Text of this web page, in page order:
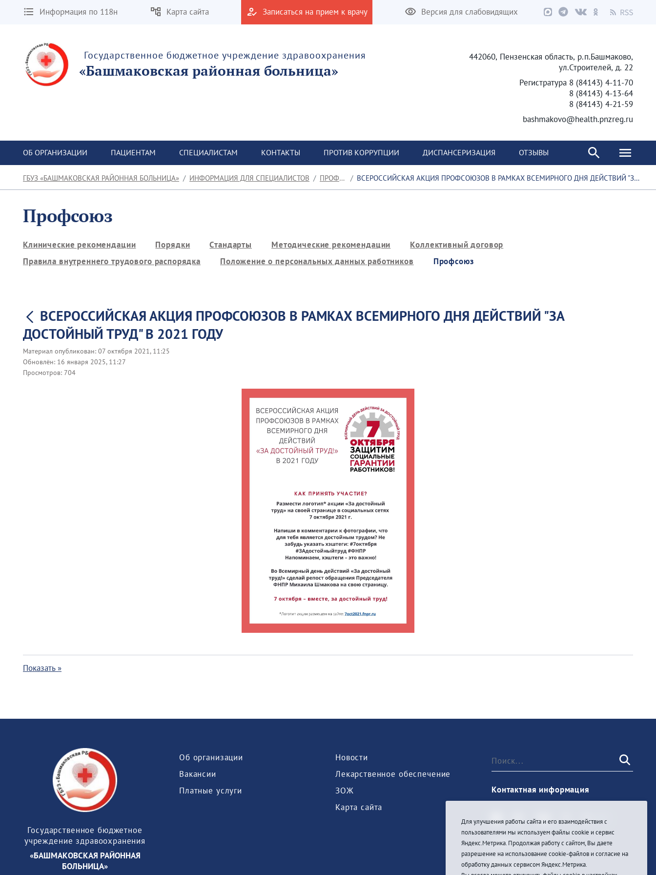
Информация по 118н Карта сайта Записаться на прием к врачу Версия для слабовидящих
Государственное бюджетное учреждение здравоохранения
«Башмаковская районная больница»
442060, Пензенская область, р.п.Башмаково,
ул.Строителей, д. 22
Регистратура 8 (84143) 4-11-70
8 (84143) 4-13-64
8 (84143) 4-21-59
bashmakovo@health.pnzreg.ru
ОБ ОРГАНИЗАЦИИ ПАЦИЕНТАМ СПЕЦИАЛИСТАМ КОНТАКТЫ ПРОТИВ КОРРУПЦИИ ДИСПАНСЕРИЗАЦИЯ ОТЗЫВЫ
ГБУЗ «БАШМАКОВСКАЯ РАЙОННАЯ БОЛЬНИЦА» ИНФОРМАЦИЯ ДЛЯ СПЕЦИАЛИСТОВ ПРОФСОЮЗ ВСЕРОССИЙСКАЯ АКЦИЯ ПРОФСОЮЗОВ В РАМКАХ ВСЕМИРНОГО ДНЯ ДЕЙСТВИЙ "ЗА ДОСТОЙНЫЙ ТРУД" В 2021 ГОДУ
Профсоюз
Клинические рекомендации Порядки Стандарты Методические рекомендации
Коллективный договор
Правила внутреннего трудового распорядка
Положение о персональных данных работников Профсоюз
ВСЕРОССИЙСКАЯ АКЦИЯ ПРОФСОЮЗОВ В РАМКАХ ВСЕМИРНОГО ДНЯ ДЕЙСТВИЙ "ЗА
ДОСТОЙНЫЙ ТРУД" В 2021 ГОДУ
Материал опубликован: 07 октября 2021, 11:25
Обновлён: 16 января 2025, 11:27
Просмотров: 704
Показать »
Государственное бюджетное
учреждение здравоохранения
«БАШМАКОВСКАЯ РАЙОННАЯ
БОЛЬНИЦА»
Об организации
Вакансии
Платные услуги
Новости
Лекарственное обеспечение
ЗОЖ
Карта сайта
Контактная информация
Войти
Для улучшения работы сайта и его взаимодействия с
пользователями мы используем файлы cookie и сервис
Яндекс.Метрика. Продолжая работу с сайтом, Вы даете
разрешение на использование cookie-файлов и согласие на
обработку данных сервисом Яндекс.Метрика.